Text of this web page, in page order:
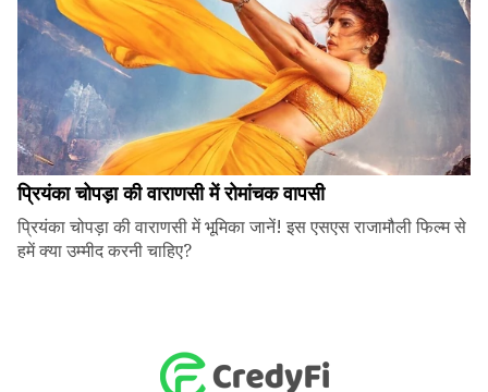
प्रियंका चोपड़ा की वाराणसी में रोमांचक वापसी
प्रियंका चोपड़ा की वाराणसी में भूमिका जानें! इस एसएस राजामौली फिल्म से
हमें क्या उम्मीद करनी चाहिए?